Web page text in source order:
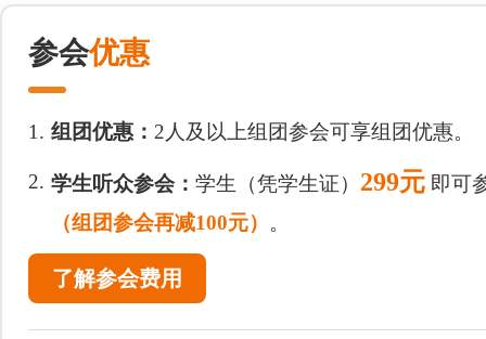
参会优惠
1. 组团优惠： 2人及以上组团参会可享组团优惠。
2. 学生听众参会： 学生（凭学生证） 299元 即可
（组团参会再减100元） 。
了解参会费用